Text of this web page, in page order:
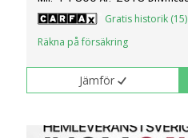
Gratis historik (15)
Räkna på försäkring
Jämför